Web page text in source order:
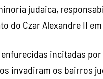
judaica,
do Czar Alexandre II em
incitadas
invadiram os bairros